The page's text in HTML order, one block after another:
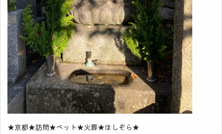
★京都★訪問★ペット★火葬★ほしぞら★